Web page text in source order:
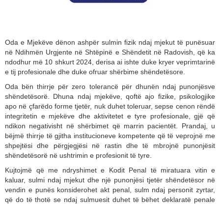
Oda e Mjekëve dënon ashpër sulmin fizik ndaj mjekut të punësuar
në Ndihmën Urgjente në Shtëpinë e Shëndetit në Radovish, që ka
ndodhur më 10 shkurt 2024, derisa ai ishte duke kryer veprimtarinë
e tij profesionale dhe duke ofruar shërbime shëndetësore.
Oda bën thirrje për zero tolerancë për dhunën ndaj punonjësve
shëndetësorë. Dhuna ndaj mjekëve, qoftë ajo fizike, psikologjike
apo në çfarëdo forme tjetër, nuk duhet toleruar, sepse cenon rëndë
integritetin e mjekëve dhe aktivitetet e tyre profesionale, gjë që
ndikon negativisht në shërbimet që marrin pacientët. Prandaj, u
bëjmë thirrje të gjitha institucioneve kompetente që të veprojnë me
shpejtësi dhe përgjegjësi në rastin dhe të mbrojnë punonjësit
shëndetësorë në ushtrimin e profesionit të tyre.
Kujtojmë që me ndryshimet e Kodit Penal të miratuarа vitin e
kaluar, sulmi ndaj mjekut dhe një punonjësi tjetër shëndetësor në
vendin e punës konsiderohet akt penal, sulm ndaj personit zyrtar,
që do të thotë se ndaj sulmuesit duhet të bëhet deklaratë penale